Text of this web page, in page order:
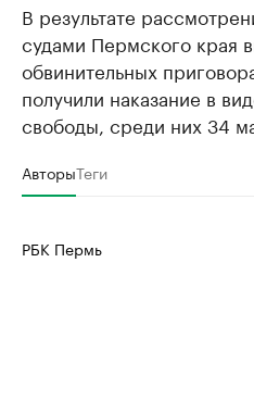
В результате
судами Пермского края
обвинительных
получили наказание в
свободы, среди них 34
АвторыТеги
РБК Пермь